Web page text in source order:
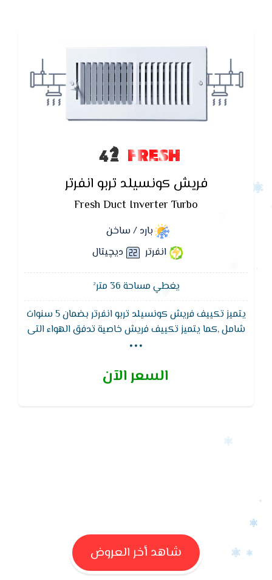
FRESH
فريش كونسيلد تربو انفرتر
Fresh Duct Inverter Turbo
بارد / ساخن
انفرتر
ديچيتال
يغطي مساحة 36 متر²
يتميز تكييف فريش كونسيلد تربو انفرتر بضمان 5 سنوات
شامل ,كما يتميز تكييف فريش خاصية تدفق الهواء التى
تعمل على التخلص من اى عوائق التي تمنع وصوله
...
السعر الآن
شاهد أخر العروض